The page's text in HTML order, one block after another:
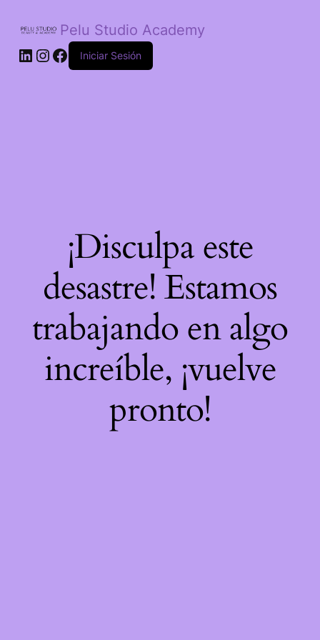
Pelu Studio Academy
LinkedIn
Instagram
Facebook
Iniciar Sesión
¡Disculpa este
desastre! Estamos
trabajando en algo
increíble, ¡vuelve
pronto!